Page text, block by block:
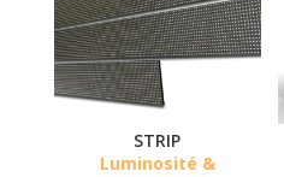
STRIP
Luminosité &